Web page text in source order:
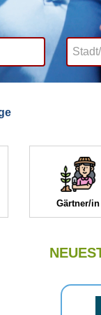
Gärtner/in